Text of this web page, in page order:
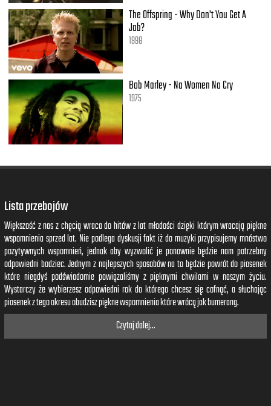
The Offspring - Why Don't You Get A
Job?
1998
Bob Marley - No Women No Cry
1975
Lista przebojów
Większość z nas z chęcią wraca do hitów z lat młodości dzięki którym wracają piękne
wspomnienia sprzed lat. Nie podlega dyskusji fakt iż do muzyki przypisujemy mnóstwo
pozytywnych wspomnień, jednak aby wyzwolić je ponownie będzie nam potrzebny
odpowiedni bodziec. Jednym z najlepszych sposobów na to będzie powrót do piosenek
które niegdyś podświadomie powiązaliśmy z pięknymi chwilami w naszym życiu.
Wystarczy że wybierzesz odpowiedni rok do którego chcesz się cofnąć, a słuchając
piosenek z tego okresu obudzisz piękne wspomnienia które wrócą jak bumerang.
Czytaj dalej...